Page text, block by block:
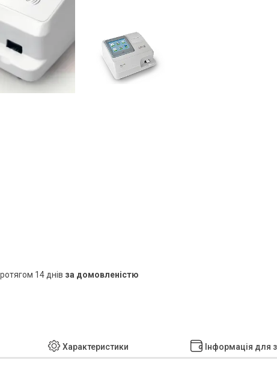
14 днів за домовленістю
Характеристики Інформація для